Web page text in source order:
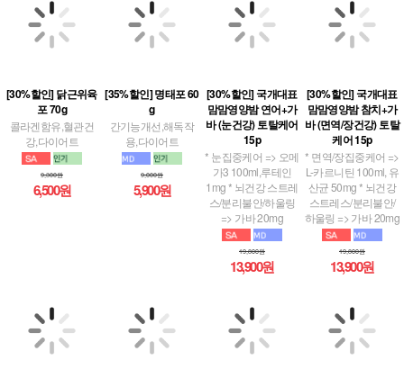
콜라겐함유,혈관건
강,다이어트
9,300원
6,500원
g
간기능개선,해독작
용,다이어트
9,000원
5,900원
맘맘영양밤 연어+가
바 (눈건강) 토탈케어
15p
* 눈집중케어 => 오메
가3 100ml,루테인
1mg * 뇌건강 스트레
스/분리불안/하울링
=> 가바 20mg
19,800원
13,900원
맘맘영양밤 참치+가
바 (면역/장건강) 토탈
케어 15p
* 면역/장집중케어 =>
L-카르니틴 100ml, 유
산균 50mg * 뇌건강
스트레스/분리불안/
하울링 => 가바 20mg
19,800원
13,900원